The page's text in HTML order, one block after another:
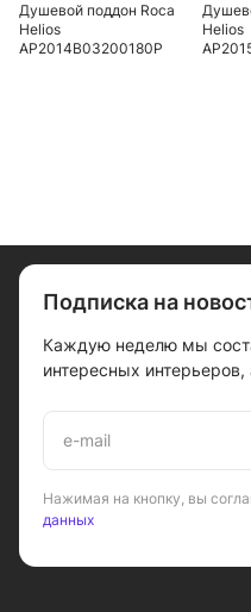
Душевой поддон Roca
Helios
AP2014B03200180P
Helios
Подписка на
Каждую неделю мы
интересных
Нажимая на кнопку, вы
данных